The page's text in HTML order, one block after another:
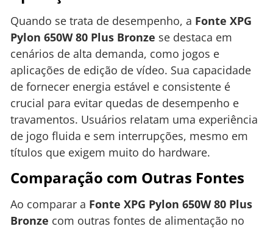
Quando se trata de desempenho, a Fonte XPG
Pylon 650W 80 Plus Bronze se destaca em
cenários de alta demanda, como jogos e
aplicações de edição de vídeo. Sua capacidade
de fornecer energia estável e consistente é
crucial para evitar quedas de desempenho e
travamentos. Usuários relatam uma experiência
de jogo fluida e sem interrupções, mesmo em
títulos que exigem muito do hardware.
Comparação com Outras Fontes
Ao comparar a Fonte XPG Pylon 650W 80 Plus
Bronze com outras fontes de alimentação no